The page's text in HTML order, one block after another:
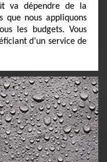
va dépendre de la
que nous appliquons
les budgets. Vous
d’un service de